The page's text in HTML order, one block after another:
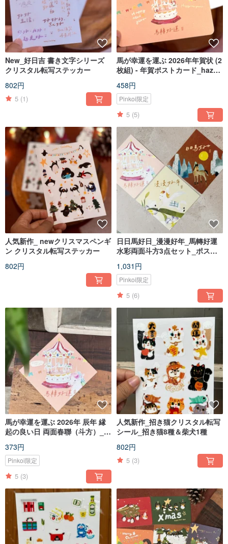
New_好日吉 書き文字シリーズ
クリスタル転写ステッカー
802円
5 (1)
馬が幸運を運ぶ 2026年年賀状 (2
枚組) - 年賀ポストカード_hazel
458円
Pinkoi限定
5 (5)
人気新作_ newクリスマスペンギ
ン クリスタル転写ステッカー
802円
日日馬好日_漫漫好年_馬轉好運
水彩両面斗方3点セット_ポスト
1,031円
Pinkoi限定
5 (6)
馬が幸運を運ぶ 2026年 辰年 縁
起の良い日 両面春聯（斗方）_
373円
Pinkoi限定
5 (3)
人気新作_招き猫クリスタル転写
シール_招き猫8種＆柴犬1種
802円
5 (3)